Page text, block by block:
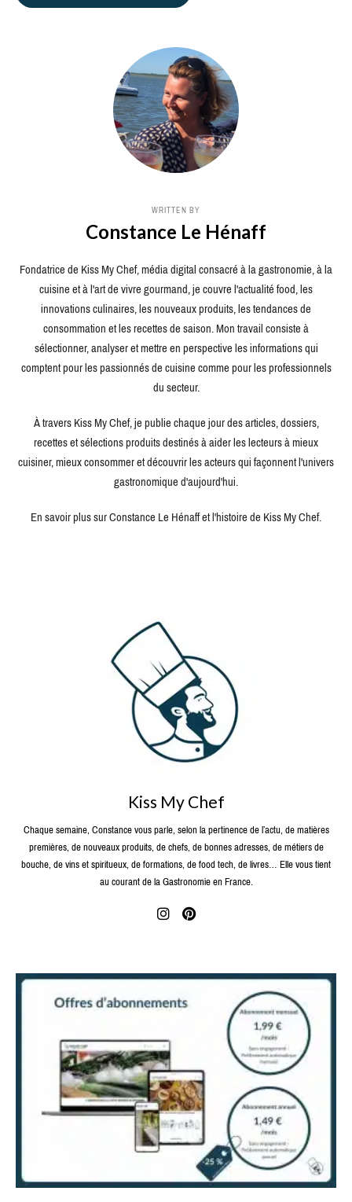
WRITTEN BY
Constance Le Hénaff
Fondatrice de Kiss My Chef, média digital consacré à la gastronomie, à la
cuisine et à l'art de vivre gourmand, je couvre l'actualité food, les
innovations culinaires, les nouveaux produits, les tendances de
consommation et les recettes de saison. Mon travail consiste à
sélectionner, analyser et mettre en perspective les informations qui
comptent pour les passionnés de cuisine comme pour les professionnels
du secteur.
À travers Kiss My Chef, je publie chaque jour des articles, dossiers,
recettes et sélections produits destinés à aider les lecteurs à mieux
cuisiner, mieux consommer et découvrir les acteurs qui façonnent l'univers
gastronomique d'aujourd'hui.
En savoir plus sur Constance Le Hénaff et l'histoire de Kiss My Chef.
Kiss My Chef
Chaque semaine, Constance vous parle, selon la pertinence de l’actu, de matières
premières, de nouveaux produits, de chefs, de bonnes adresses, de métiers de
bouche, de vins et spiritueux, de formations, de food tech, de livres… Elle vous tient
au courant de la Gastronomie en France.